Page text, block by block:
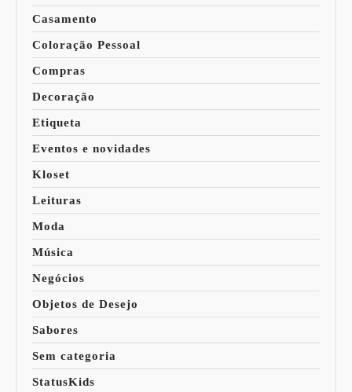
Casamento
Coloração Pessoal
Compras
Decoração
Etiqueta
Eventos e novidades
Kloset
Leituras
Moda
Música
Negócios
Objetos de Desejo
Sabores
Sem categoria
StatusKids